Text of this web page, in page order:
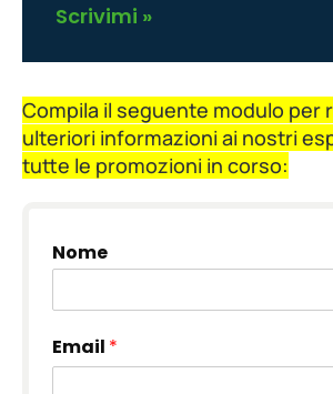
Scrivimi »
Compila il seguente modulo per
ulteriori informazioni ai nostri
tutte le promozioni in corso:
Nome
Email *